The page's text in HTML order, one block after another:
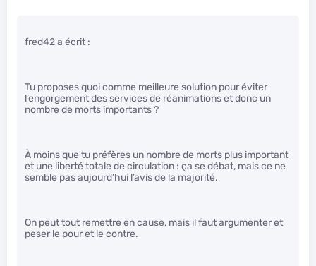
fred42 a écrit :
Tu proposes quoi comme meilleure solution pour éviter
l’engorgement des services de réanimations et donc un
nombre de morts importants ?
À moins que tu préfères un nombre de morts plus important
et une liberté totale de circulation : ça se débat, mais ce ne
semble pas aujourd’hui l’avis de la majorité.
On peut tout remettre en cause, mais il faut argumenter et
peser le pour et le contre.